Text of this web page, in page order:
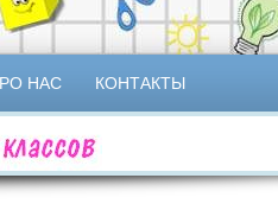
НАС КОНТАКТЫ